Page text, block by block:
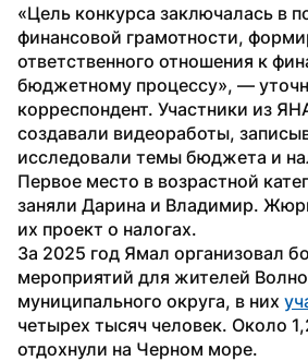
«Цель конкурса заключалась в
финансовой грамотности,
ответственного отношения к
бюджетному процессу», —
корреспондент. Участники из
создавали видеоработы,
исследовали темы бюджета и
Первое место в возрастной
заняли Дарина и Владимир.
их проект о налогах.
За 2025 год Ямал организовал
мероприятий для жителей
муниципального округа, в них
четырех тысяч человек. Около
отдохнули на Черном море.